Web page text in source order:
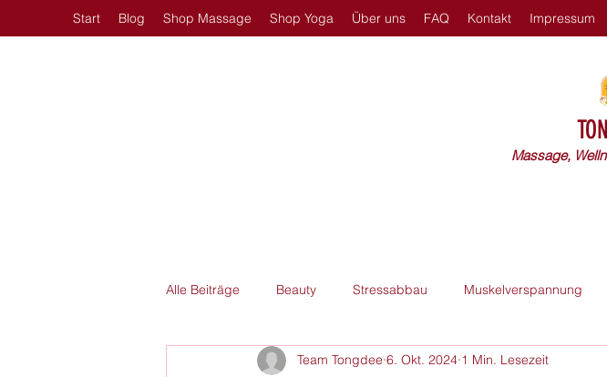
Start Blog Shop Massage Shop Yoga Über uns FAQ Kontakt Impressum
Massage,
Alle Beiträge Beauty Stressabbau Muskelverspannung
Massageöl Team Tongdee 6. Okt. 2024 1 Min. Lesezeit